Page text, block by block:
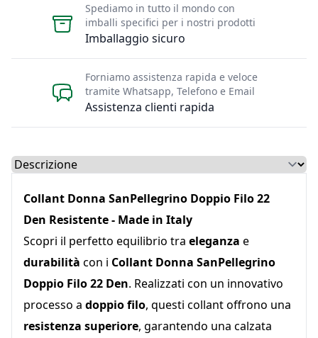
Imballaggio sicuro
Spediamo in tutto il mondo con
imballi specifici per i nostri prodotti
Assistenza clienti rapida
Forniamo assistenza rapida e veloce
tramite Whatsapp, Telefono e Email
Select a tab
Collant Donna SanPellegrino Doppio Filo 22
Den Resistente - Made in Italy
Scopri il perfetto equilibrio tra eleganza e
durabilità con i Collant Donna SanPellegrino
Doppio Filo 22 Den. Realizzati con un innovativo
processo a doppio filo, questi collant offrono una
resistenza superiore, garantendo una calzata